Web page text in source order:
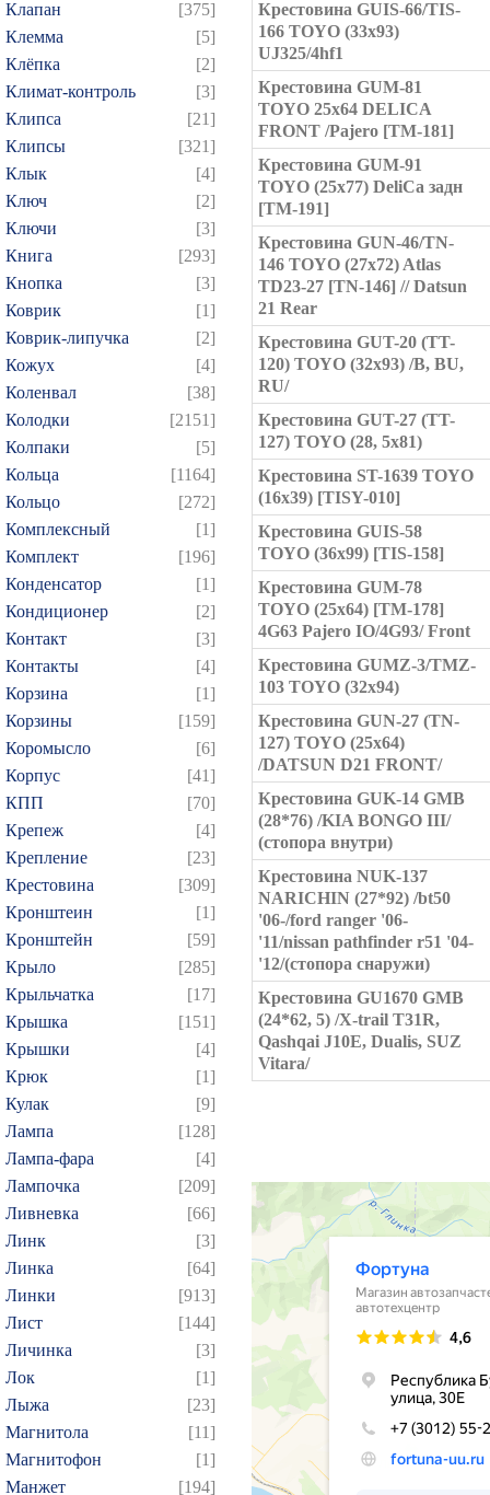
Клапан
[375]
Клемма
[5]
Клёпка
[2]
Климат-контроль
[3]
Клипса
[21]
Клипсы
[321]
Клык
[4]
Ключ
[2]
Ключи
[3]
Книга
[293]
Кнопка
[3]
Коврик
[1]
Коврик-липучка
[2]
Кожух
[4]
Коленвал
[38]
Колодки
[2151]
Колпаки
[5]
Кольца
[1164]
Кольцо
[272]
Комплексный
[1]
Комплект
[196]
Конденсатор
[1]
Кондиционер
[2]
Контакт
[3]
Контакты
[4]
Корзина
[1]
Корзины
[159]
Коромысло
[6]
Корпус
[41]
КПП
[70]
Крепеж
[4]
Крепление
[23]
Крестовина
[309]
Кронштеин
[1]
Кронштейн
[59]
Крыло
[285]
Крыльчатка
[17]
Крышка
[151]
Крышки
[4]
Крюк
[1]
Кулак
[9]
Лампа
[128]
Лампа-фара
[4]
Лампочка
[209]
Ливневка
[66]
Линк
[3]
Линка
[64]
Линки
[913]
Лист
[144]
Личинка
[3]
Лок
[1]
Лыжа
[23]
Магнитола
[11]
Магнитофон
[1]
Манжет
[194]
Крестовина GUIS-66/TIS-
166 TOYO (33x93)
UJ325/4hf1
Крестовина GUM-81
TOYO 25x64 DELICA
FRONT /Pajero [TM-181]
Крестовина GUM-91
TOYO (25x77) DeliCa задн
[TM-191]
Крестовина GUN-46/TN-
146 TOYO (27x72) Atlas
TD23-27 [TN-146] // Datsun
21 Rear
Крестовина GUT-20 (TT-
120) TOYO (32x93) /B, BU,
RU/
Крестовина GUT-27 (TT-
127) TOYO (28, 5x81)
Крестовина ST-1639 TOYO
(16x39) [TISY-010]
Крестовина GUIS-58
TOYO (36x99) [TIS-158]
Крестовина GUM-78
TOYO (25x64) [TM-178]
4G63 Pajero IO/4G93/ Front
Крестовина GUMZ-3/TMZ-
103 TOYO (32x94)
Крестовина GUN-27 (TN-
127) TOYO (25x64)
/DATSUN D21 FRONT/
Крестовина GUK-14 GMB
(28*76) /KIA BONGO III/
(стопора внутри)
Крестовина NUK-137
NARICHIN (27*92) /bt50
'06-/ford ranger '06-
'11/nissan pathfinder r51 '04-
'12/(стопора снаружи)
Крестовина GU1670 GMB
(24*62, 5) /X-trail T31R,
Qashqai J10E, Dualis, SUZ
Vitara/